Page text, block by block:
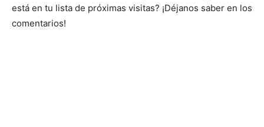
está en tu lista de próximas visitas? ¡Déjanos saber en los
comentarios!